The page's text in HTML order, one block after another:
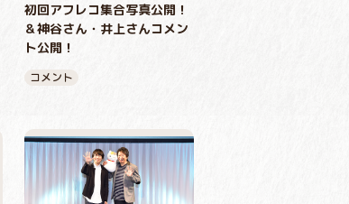
初回アフレコ集合写真公開！
＆神谷さん・井上さんコメン
ト公開！
コメント